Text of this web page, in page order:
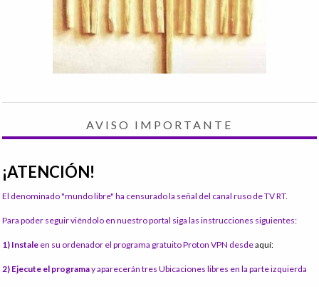
AVISO IMPORTANTE
¡ATENCIÓN!
El denominado "mundo libre" ha censurado la señal del canal ruso de TV RT.
Para poder seguir viéndolo en nuestro portal siga las instrucciones siguientes:
1) Instale en su ordenador el programa gratuito Proton VPN desdeaquí:
2) Ejecute el programay aparecerán tres Ubicaciones libres en la parte izquierda